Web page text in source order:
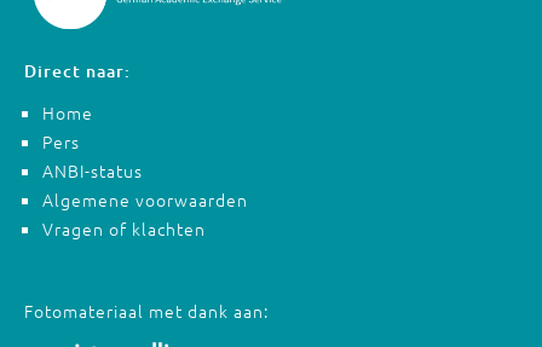
Direct naar:
Home
Pers
ANBI-status
Algemene voorwaarden
Vragen of klachten
Fotomateriaal met dank aan: